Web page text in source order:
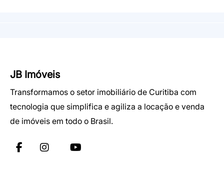
JB Imóveis
Transformamos o setor imobiliário de Curitiba com
tecnologia que simplifica e agiliza a locação e venda
de imóveis em todo o Brasil.